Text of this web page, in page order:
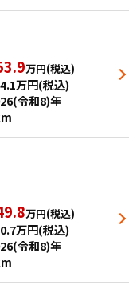
万円(税込)
万円(税込)
令和8)年
万円(税込)
万円(税込)
令和8)年